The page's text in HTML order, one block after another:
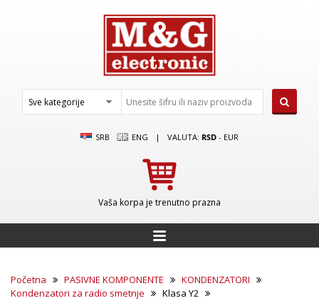
SRB ENG | VALUTA: RSD - EUR
Vaša korpa je trenutno prazna
Početna PASIVNE KOMPONENTE
KONDENZATORI
Kondenzatori za radio smetnje
Klasa Y2